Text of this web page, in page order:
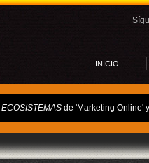
INICIO
ECOSISTEMAS de 'Marketing Online'